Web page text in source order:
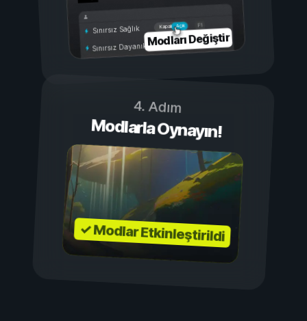
Açık
Kapalı
Sınırsız Sağlık
Sınırsız DayanıklılıkModları Değiştir
4. Adım
Modlarla Oynayın!
✓ Modlar Etkinleştirildi